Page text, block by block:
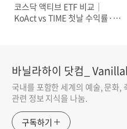
코스닥 액티브 ETF 비교｜
KoAct vs TIME 첫날 수익률·편
바닐라하이 닷컴_
국내를 포함한 세계의 예술, 문화,
관련 정보 지식을 나눔.
구독하기